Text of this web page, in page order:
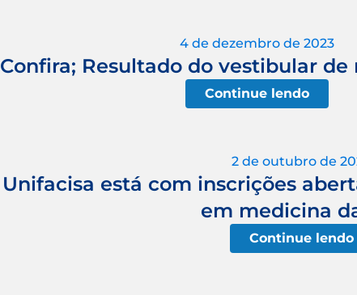
4 de dezembro de 2023
Confira; Resultado do vestibular de
Continue lendo
2 de outubro de
Unifacisa está com inscrições
em medicina
Continue lendo